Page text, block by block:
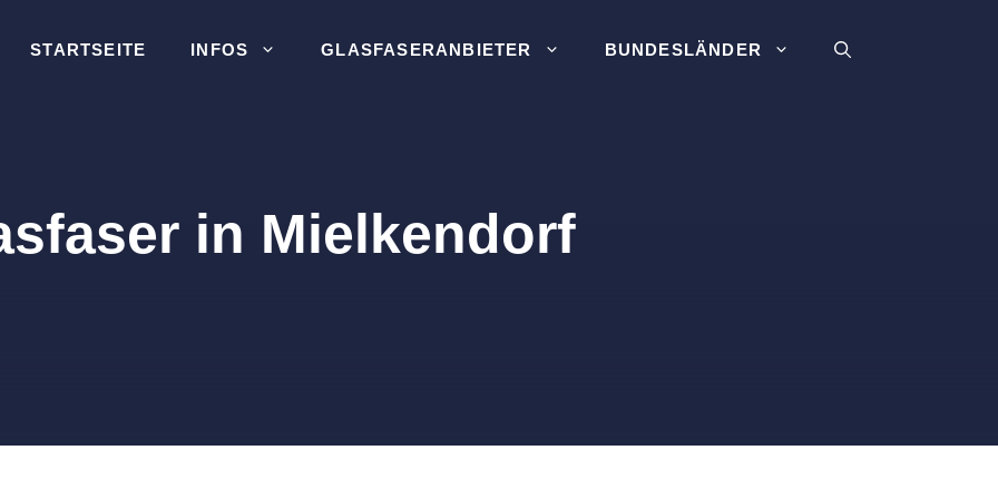
STARTSEITE INFOS GLASFASERANBIETER BUNDESLÄNDER
in Mielkendorf